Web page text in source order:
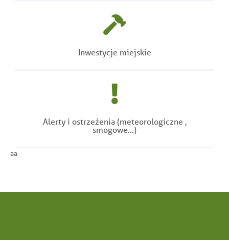
Inwestycje miejskie
Alerty i ostrzeżenia (meteorologiczne ,
smogowe...)
aa